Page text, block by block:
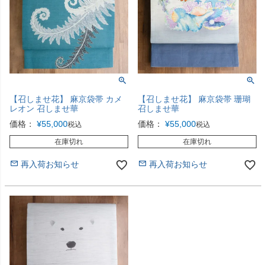
【召しませ花】 麻京袋帯 カメ
レオン 召しませ華
価格：
¥55,000税込
在庫切れ
再入荷お知らせ
【召しませ花】 麻京袋帯 珊瑚
召しませ華
価格：
¥55,000税込
在庫切れ
再入荷お知らせ